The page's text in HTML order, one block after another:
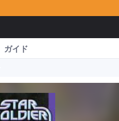
ガイド